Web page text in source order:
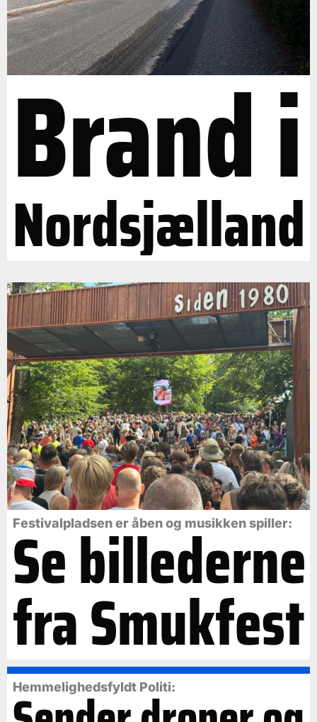
Brand i
Nordsjælland
Festivalpladsen er åben og musikken spiller:
Se billederne
fra Smukfest
Hemmelighedsfyldt Politi: